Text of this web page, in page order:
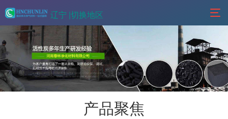
辽宁 |切换地区
产品聚焦